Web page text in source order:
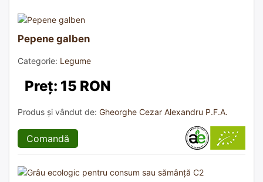
Pepene galben
Categorie: Legume
Preț: 15 RON
Produs și vândut de: Gheorghe Cezar Alexandru P.F.A.
Comandă